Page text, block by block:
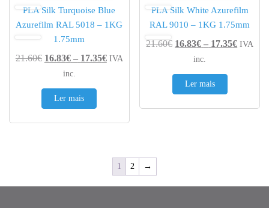
PLA Silk Turquoise Blue
Azurefilm RAL 5018 – 1KG
1.75mm
21.60€ 16.83€ – 17.35€Price range: 16.83€ through 17.35€
IVA
inc.
Ler mais
PLA Silk White Azurefilm
RAL 9010 – 1KG 1.75mm
21.60€ 16.83€ – 17.35€Price
IVA
inc.
Ler mais
1 2 →